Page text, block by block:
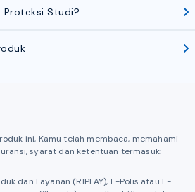
Proteksi Studi?
ini, Kamu telah membaca, memahami
syarat dan ketentuan termasuk:
dan Layanan (RIPLAY), E-Polis atau E-